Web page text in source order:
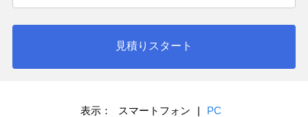
見積りスタート
表示： スマートフォン | PC